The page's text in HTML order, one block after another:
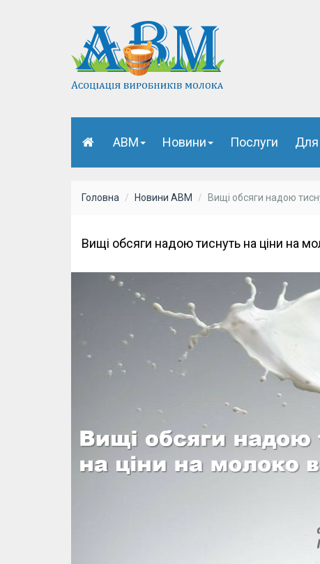
АВМ Новини Послуги Для
Головна Новини АВМ Вищі обсяги надою
Вищі обсяги надою тиснуть на ціни на